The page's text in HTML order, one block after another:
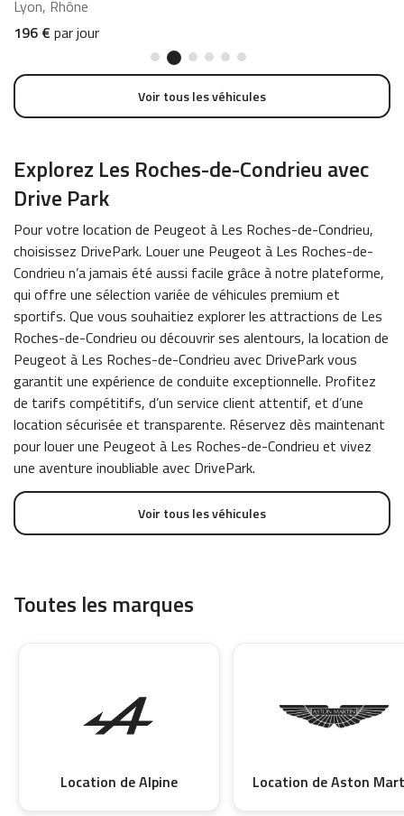
Lyon, Rhône
196 € par jour
Voir tous les véhicules
Explorez Les Roches-de-Condrieu avec
Drive Park
Pour votre location de Peugeot à Les Roches-de-Condrieu,
choisissez DrivePark. Louer une Peugeot à Les Roches-de-
Condrieu n’a jamais été aussi facile grâce à notre plateforme,
qui offre une sélection variée de véhicules premium et
sportifs. Que vous souhaitiez explorer les attractions de Les
Roches-de-Condrieu ou découvrir ses alentours, la location de
Peugeot à Les Roches-de-Condrieu avec DrivePark vous
garantit une expérience de conduite exceptionnelle. Profitez
de tarifs compétitifs, d’un service client attentif, et d’une
location sécurisée et transparente. Réservez dès maintenant
pour louer une Peugeot à Les Roches-de-Condrieu et vivez
une aventure inoubliable avec DrivePark.
Voir tous les véhicules
Toutes les marques
Location de Alpine Location de Aston